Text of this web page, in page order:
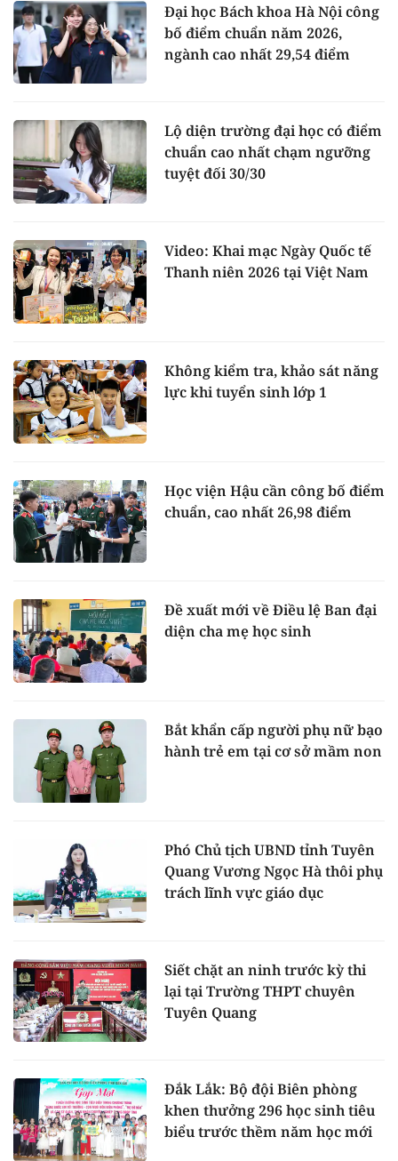
Đại học Bách khoa Hà Nội công
bố điểm chuẩn năm 2026,
ngành cao nhất 29,54 điểm
Lộ diện trường đại học có điểm
chuẩn cao nhất chạm ngưỡng
tuyệt đối 30/30
Video: Khai mạc Ngày Quốc tế
Thanh niên 2026 tại Việt Nam
Không kiểm tra, khảo sát năng
lực khi tuyển sinh lớp 1
Học viện Hậu cần công bố điểm
chuẩn, cao nhất 26,98 điểm
Đề xuất mới về Điều lệ Ban đại
diện cha mẹ học sinh
Bắt khẩn cấp người phụ nữ bạo
hành trẻ em tại cơ sở mầm non
Phó Chủ tịch UBND tỉnh Tuyên
Quang Vương Ngọc Hà thôi phụ
trách lĩnh vực giáo dục
Siết chặt an ninh trước kỳ thi
lại tại Trường THPT chuyên
Tuyên Quang
Đắk Lắk: Bộ đội Biên phòng
khen thưởng 296 học sinh tiêu
biểu trước thềm năm học mới